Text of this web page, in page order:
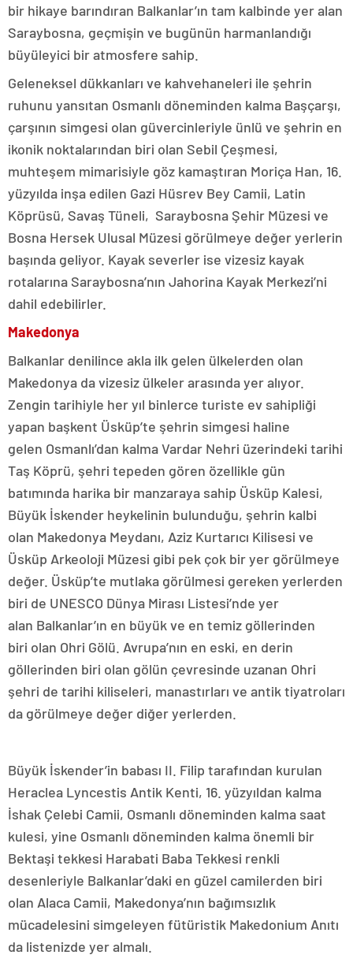
bir hikaye barındıran Balkanlar’ın tam kalbinde yer alan
Saraybosna, geçmişin ve bugünün harmanlandığı
büyüleyici bir atmosfere sahip.
Geleneksel dükkanları ve kahvehaneleri ile şehrin
ruhunu yansıtan Osmanlı döneminden kalma Başçarşı,
çarşının simgesi olan güvercinleriyle ünlü ve şehrin en
ikonik noktalarından biri olan Sebil Çeşmesi,
muhteşem mimarisiyle göz kamaştıran Moriça Han, 16.
yüzyılda inşa edilen Gazi Hüsrev Bey Camii, Latin
Köprüsü, Savaş Tüneli, Saraybosna Şehir Müzesi ve
Bosna Hersek Ulusal Müzesi görülmeye değer yerlerin
başında geliyor. Kayak severler ise vizesiz kayak
rotalarına Saraybosna’nın Jahorina Kayak Merkezi’ni
dahil edebilirler.
Makedonya
Balkanlar denilince akla ilk gelen ülkelerden olan
Makedonya da vizesiz ülkeler arasında yer alıyor.
Zengin tarihiyle her yıl binlerce turiste ev sahipliği
yapan başkent Üsküp’te şehrin simgesi haline
gelen Osmanlı’dan kalma Vardar Nehri üzerindeki tarihi
Taş Köprü, şehri tepeden gören özellikle gün
batımında harika bir manzaraya sahip Üsküp Kalesi,
Büyük İskender heykelinin bulunduğu, şehrin kalbi
olan Makedonya Meydanı, Aziz Kurtarıcı Kilisesi ve
Üsküp Arkeoloji Müzesi gibi pek çok bir yer görülmeye
değer. Üsküp’te mutlaka görülmesi gereken yerlerden
biri de UNESCO Dünya Mirası Listesi’nde yer
alan Balkanlar’ın en büyük ve en temiz göllerinden
biri olan Ohri Gölü. Avrupa’nın en eski, en derin
göllerinden biri olan gölün çevresinde uzanan Ohri
şehri de tarihi kiliseleri, manastırları ve antik tiyatroları
da görülmeye değer diğer yerlerden.
Büyük İskender’in babası II. Filip tarafından kurulan
Heraclea Lyncestis Antik Kenti, 16. yüzyıldan kalma
İshak Çelebi Camii, Osmanlı döneminden kalma saat
kulesi, yine Osmanlı döneminden kalma önemli bir
Bektaşi tekkesi Harabati Baba Tekkesi renkli
desenleriyle Balkanlar’daki en güzel camilerden biri
olan Alaca Camii, Makedonya’nın bağımsızlık
mücadelesini simgeleyen fütüristik Makedonium Anıtı
da listenizde yer almalı.